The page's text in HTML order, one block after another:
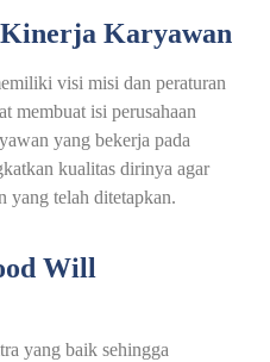
Karyawan
visi misi dan peraturan
membuat isi perusahaan
yang bekerja pada
kualitas dirinya agar
yang telah ditetapkan.
Will
yang baik sehingga